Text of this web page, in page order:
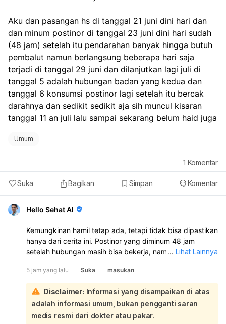
Aku dan pasangan hs di tanggal 21 juni dini hari dan
dan minum postinor di tanggal 23 juni dini hari sudah
(48 jam) setelah itu pendarahan banyak hingga butuh
pembalut namun berlangsung beberapa hari saja
terjadi di tanggal 29 juni dan dilanjutkan lagi juli di
tanggal 5 adalah hubungan badan yang kedua dan
tanggal 6 konsumsi postinor lagi setelah itu bercak
darahnya dan sedikit sedikit aja sih muncul kisaran
tanggal 11 an juli lalu sampai sekarang belum haid juga
Umum
Suka Bagikan Simpan Komentar
1 Komentar
Hello Sehat AI
Kemungkinan hamil tetap ada, tetapi tidak bisa dipastikan
hanya dari cerita ini. Postinor yang diminum 48 jam
setelah hubungan masih bisa bekerja, namun bisa juga
terlambat atau tidak teratur. Perdarahan yang muncul
setelah minum Postinor tidak selalu berarti haid:
Karena ada hubungan tanpa ejakulasi di dalam, risiko
memang lebih kecil, tetapi tetap ada risiko dari cairan
pra-ejakulasi. Kalau hubungan tanggal 21 Juni memang
... Lihat Lainnya
5 jam yang lalu Suka masukan
Disclaimer: Informasi yang disampaikan di atas
adalah informasi umum, bukan pengganti saran
medis resmi dari dokter atau pakar.